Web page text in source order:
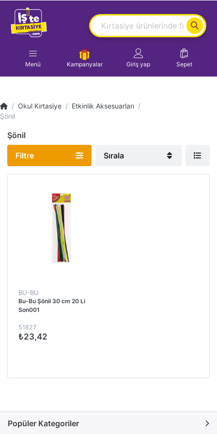
Menü Kampanyalar Giriş yap Sepet
Okul Kırtasiye
Etkinlik Aksesuarları
Şönil
Şönil
Filtre Sırala
BU-BU
Bu-Bu Şönil 30 cm 20 Li
Son001
51827
₺23,42
Popüler Kategoriler